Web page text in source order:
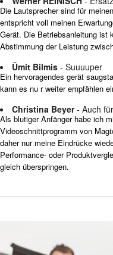
Die Lautsprecher sind für
entspricht voll meinen
Gerät. Die Betriebsanleitung ist
Abstimmung der Leistung
Ümit Bilmis - Suuuuper
Ein hervoragendes gerät
kann es nu r weiter empfählen
Christina Beyer- Auch
Als blutiger Anfänger habe ich
Videoschnittprogramm von
daher nur meine Eindrücke
Performance- oder
gleich überspringen.